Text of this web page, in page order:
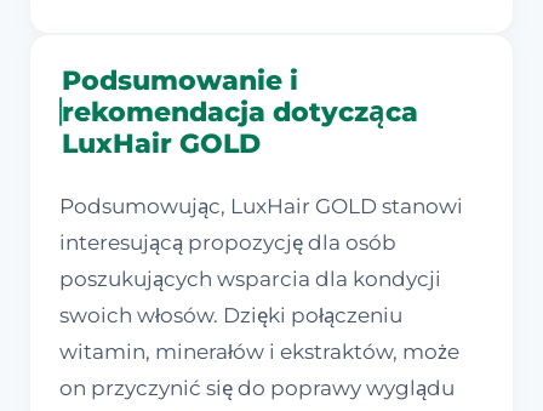
Podsumowanie i
rekomendacja dotycząca
LuxHair GOLD
Podsumowując, LuxHair GOLD stanowi
interesującą propozycję dla osób
poszukujących wsparcia dla kondycji
swoich włosów. Dzięki połączeniu
witamin, minerałów i ekstraktów, może
on przyczynić się do poprawy wyglądu